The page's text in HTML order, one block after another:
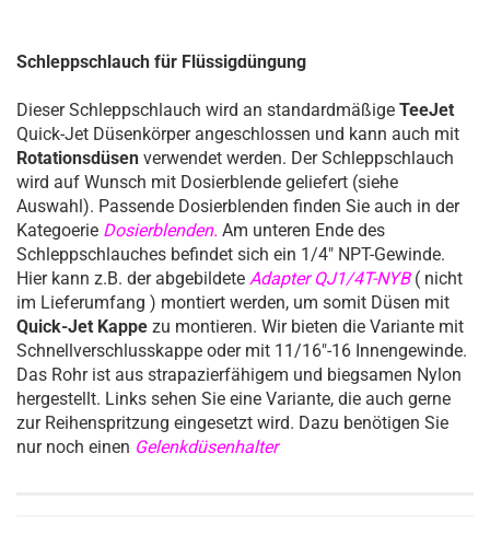
Schleppschlauch für Flüssigdüngung
Dieser Schleppschlauch wird an standardmäßige TeeJet
Quick-Jet Düsenkörper angeschlossen und kann auch mit
Rotationsdüsen verwendet werden. Der Schleppschlauch
wird auf Wunsch mit Dosierblende geliefert (siehe
Auswahl). Passende Dosierblenden finden Sie auch in der
Kategoerie Dosierblenden. Am unteren Ende des
Schleppschlauches befindet sich ein 1/4" NPT-Gewinde.
Hier kann z.B. der abgebildete Adapter QJ1/4T-NYB ( nicht
im Lieferumfang ) montiert werden, um somit Düsen mit
Quick-Jet Kappe zu montieren. Wir bieten die Variante mit
Schnellverschlusskappe oder mit 11/16"-16 Innengewinde.
Das Rohr ist aus strapazierfähigem und biegsamen Nylon
hergestellt. Links sehen Sie eine Variante, die auch gerne
zur Reihenspritzung eingesetzt wird. Dazu benötigen Sie
nur noch einen Gelenkdüsenhalter